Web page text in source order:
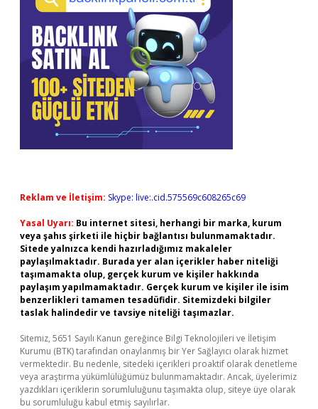
Reklam ve İletişim: Skype: live:.cid.575569c608265c69
Yasal Uyarı: Bu internet sitesi, herhangi bir marka, kurum
veya şahıs şirketi ile hiçbir bağlantısı bulunmamaktadır.
Sitede yalnızca kendi hazırladığımız makaleler
paylaşılmaktadır. Burada yer alan içerikler haber niteliği
taşımamakta olup, gerçek kurum ve kişiler hakkında
paylaşım yapılmamaktadır. Gerçek kurum ve kişiler ile isim
benzerlikleri tamamen tesadüfidir. Sitemizdeki bilgiler
taslak halindedir ve tavsiye niteliği taşımazlar.
Sitemiz, 5651 Sayılı Kanun gereğince Bilgi Teknolojileri ve İletişim
Kurumu (BTK) tarafından onaylanmış bir Yer Sağlayıcı olarak hizmet
vermektedir. Bu nedenle, sitedeki içerikleri proaktif olarak denetleme
veya araştırma yükümlülüğümüz bulunmamaktadır. Ancak, üyelerimiz
yazdıkları içeriklerin sorumluluğunu taşımakta olup, siteye üye olarak
bu sorumluluğu kabul etmiş sayılırlar.